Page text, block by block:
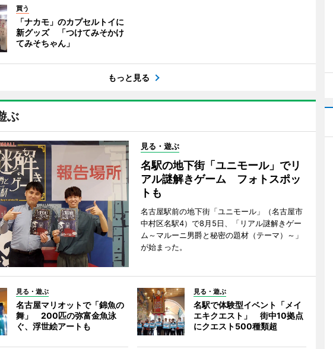
買う
「ナカモ」のカプセルトイに
新グッズ 「つけてみそかけ
てみそちゃん」
もっと見る
ぶ
見る・遊ぶ
名駅の地下街「ユニモール」でリ
アル謎解きゲーム フォトスポッ
トも
名古屋駅前の地下街「ユニモール」（名古屋市
中村区名駅4）で8月5日、「リアル謎解きゲー
ム～マルーニ男爵と秘密の題材（テーマ）～」
が始まった。
見る・遊ぶ
名古屋マリオットで「錦魚の
舞」 200匹の弥富金魚泳
ぐ、浮世絵アートも
見る・遊ぶ
名駅で体験型イベント「メイ
エキクエスト」 街中10拠点
にクエスト500種類超